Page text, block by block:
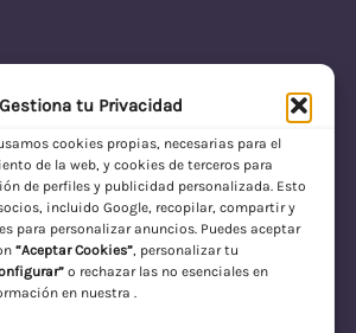
Gestiona tu Privacidad
cookies propias, necesarias para el
de la web, y cookies de terceros para
de perfiles y publicidad personalizada. Esto
incluido Google, recopilar, compartir y
para personalizar anuncios. Puedes aceptar
“Aceptar Cookies”, personalizar tu
o rechazar las no esenciales en
en nuestra .
| Sexshop Online con Envío